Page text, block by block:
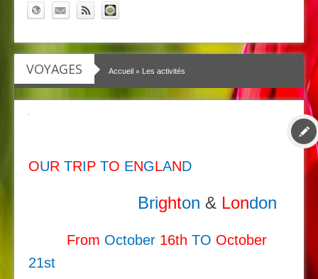
VOYAGES Accueil » Les activités
OUR TRIP TO ENGLAND
Brighton & London
From October 16th TO October
21st